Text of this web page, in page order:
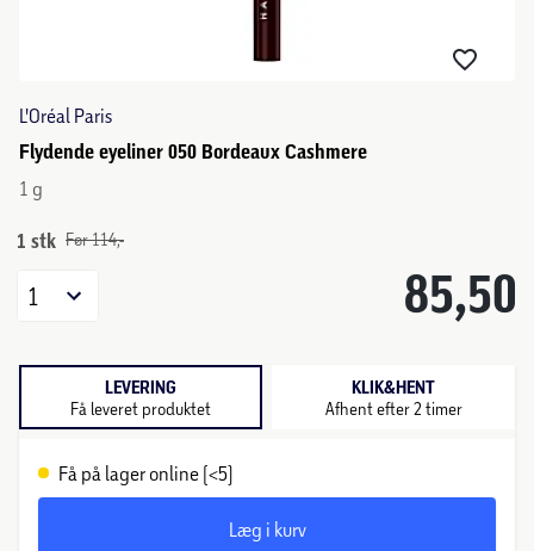
L'Oréal Paris
Flydende eyeliner 050 Bordeaux Cashmere
1 g
1 stk Før 114,-
85,50
1
LEVERING
Få leveret produktet
KLIK&HENT
Afhent efter 2 timer
Få på lager online (<5)
Læg i kurv